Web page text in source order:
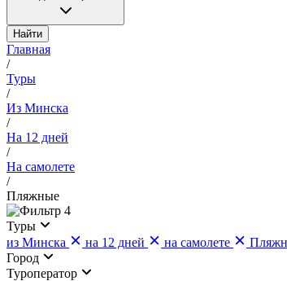
Найти
Главная
/
Туры
/
Из Минска
/
На 12 дней
/
На самолете
/
Пляжные
4
Туры
из Минска
на 12 дней на самолете
Город
Туроператор